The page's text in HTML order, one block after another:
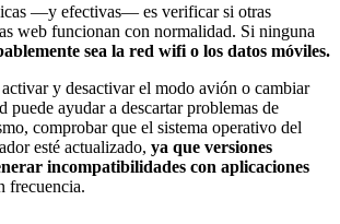
—y efectivas— es verificar si otras
web funcionan con normalidad. Si ninguna
sea la red wifi o los datos móviles.
y desactivar el modo avión o cambiar
puede ayudar a descartar problemas de
comprobar que el sistema operativo del
esté actualizado, ya que versiones
incompatibilidades con aplicaciones
frecuencia.